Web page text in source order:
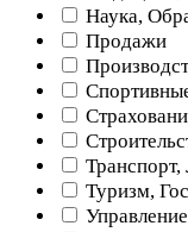
Наука,
Продажи
Транспорт,
Туризм,